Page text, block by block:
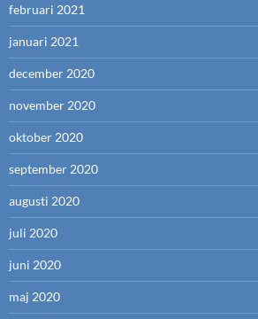
februari 2021
januari 2021
december 2020
november 2020
oktober 2020
september 2020
augusti 2020
juli 2020
juni 2020
maj 2020